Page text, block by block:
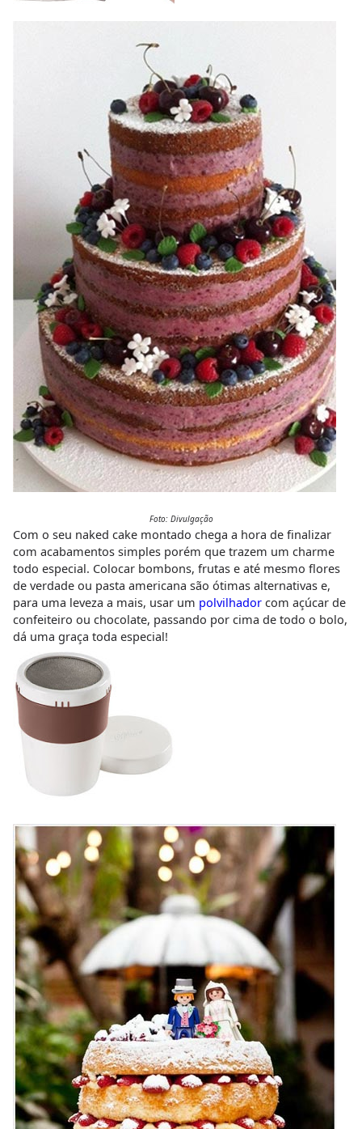
Foto: Divulgação
Com o seu naked cake montado chega a hora de finalizar
com acabamentos simples porém que trazem um charme
todo especial. Colocar bombons, frutas e até mesmo flores
de verdade ou pasta americana são ótimas alternativas e,
para uma leveza a mais, usar um polvilhadorcom açúcar de
confeiteiro ou chocolate, passando por cima de todo o bolo,
dá uma graça toda especial!